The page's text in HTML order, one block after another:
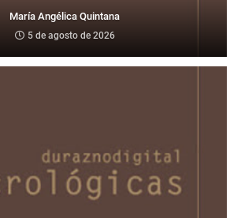
María Angélica Quintana
5 de agosto de 2026